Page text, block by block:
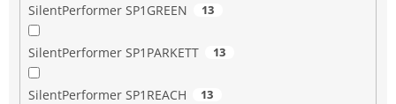
SilentPerformer SP1GREEN 13
SilentPerformer SP1PARKETT 13
SilentPerformer SP1REACH 13